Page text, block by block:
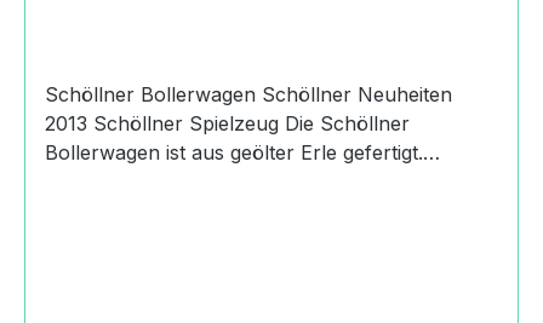
Schöllner Bollerwagen Schöllner Neuheiten
2013 Schöllner Spielzeug Die Schöllner
Bollerwagen ist aus geölter Erle gefertigt.